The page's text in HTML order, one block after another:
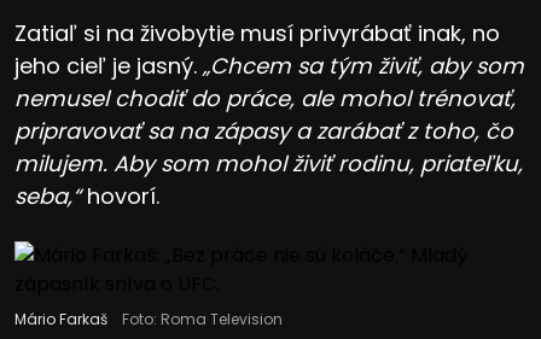
Zatiaľ si na živobytie musí privyrábať inak, no
jeho cieľ je jasný. „Chcem sa tým živiť, aby som
nemusel chodiť do práce, ale mohol trénovať,
pripravovať sa na zápasy a zarábať z toho, čo
milujem. Aby som mohol živiť rodinu, priateľku,
seba,“hovorí.
Mário Farkaš Foto: Roma Television